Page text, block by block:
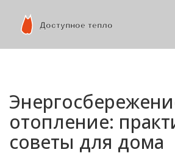
отопление:
советы для дома